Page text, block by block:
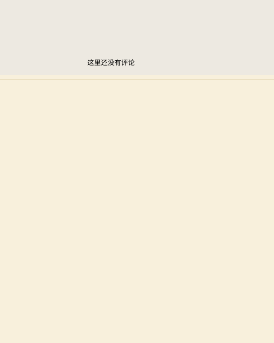
这里还没有评论